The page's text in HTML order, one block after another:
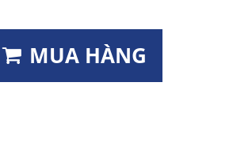
MUA HÀNG